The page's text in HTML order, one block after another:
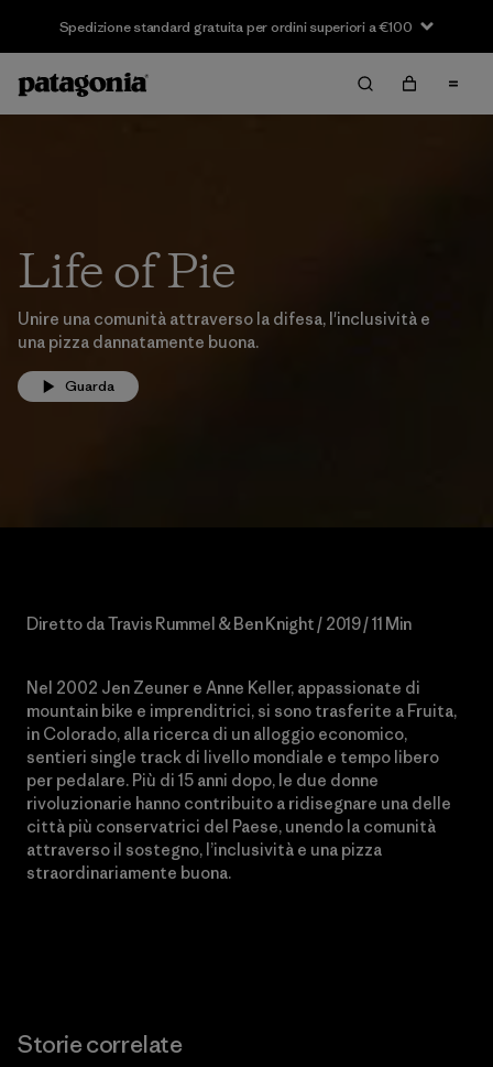
Spedizione standard gratuita per ordini superiori a €100
Life of Pie
Unire una comunità attraverso la difesa, l'inclusività e
una pizza dannatamente buona.
Guarda
Diretto da Travis Rummel & Ben Knight / 2019 / 11 Min
Nel 2002 Jen Zeuner e Anne Keller, appassionate di
mountain bike e imprenditrici, si sono trasferite a Fruita,
in Colorado, alla ricerca di un alloggio economico,
sentieri single track di livello mondiale e tempo libero
per pedalare. Più di 15 anni dopo, le due donne
rivoluzionarie hanno contribuito a ridisegnare una delle
città più conservatrici del Paese, unendo la comunità
attraverso il sostegno, l’inclusività e una pizza
straordinariamente buona.
Storie correlate